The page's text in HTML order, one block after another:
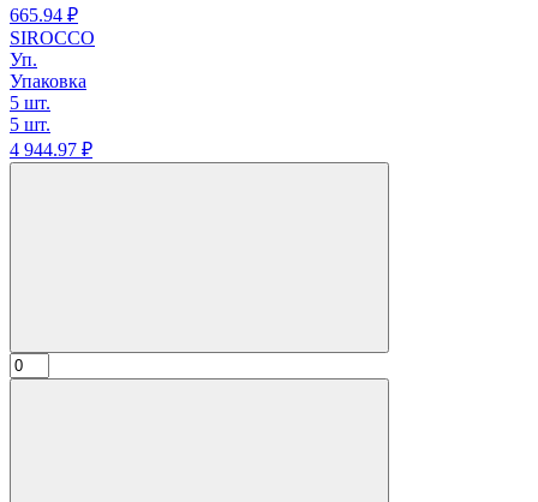
665.94 ₽
SIROCCO
Уп.
Упаковка
5 шт.
5 шт.
4 944.97 ₽